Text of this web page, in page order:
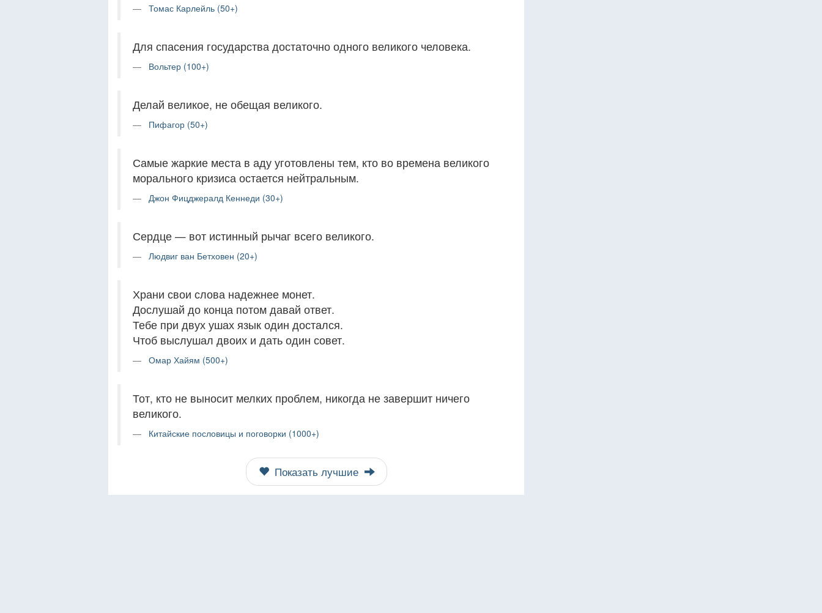
Томас Карлейль (50+)
Для спасения государства достаточно одного великого человека.
Вольтер (100+)
Делай великое, не обещая великого.
Пифагор (50+)
Самые жаркие места в аду уготовлены тем, кто во времена великого
морального кризиса остается нейтральным.
Джон Фицджералд Кеннеди (30+)
Сердце — вот истинный рычаг всего великого.
Людвиг ван Бетховен (20+)
Храни свои слова надежнее монет.
Дослушай до конца потом давай ответ.
Тебе при двух ушах язык один достался.
Чтоб выслушал двоих и дать один совет.
Омар Хайям (500+)
Тот, кто не выносит мелких проблем, никогда не завершит ничего
великого.
Китайские пословицы и поговорки (1000+)
Показать лучшие